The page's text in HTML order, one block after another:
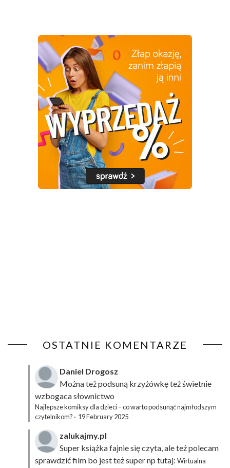
OSTATNIE KOMENTARZE
Daniel Drogosz
Można też podsuną krzyżówkęteż świetnie
wzbogaca słownictwo
Najlepsze komiksy dla dzieci – co warto podsunąć najmłodszym
czytelnikom? · 19 February 2025
zalukajmy.pl
Super książka fajnie się czyta, ale też polecam
sprawdzić film bo jest też super np tutaj: Wirtualna